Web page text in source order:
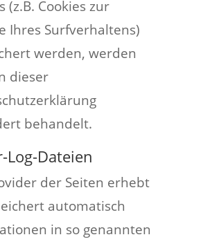
(z.B. Cookies zur
Ihres Surfverhaltens)
werden, werden
dieser
behandelt.
Log-Dateien
der Seiten erhebt
automatisch
in so genannten